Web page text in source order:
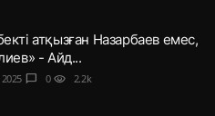
атқызған Назарбаев емес,
- Айд...
chat_bubble 0 visibility 2.2k